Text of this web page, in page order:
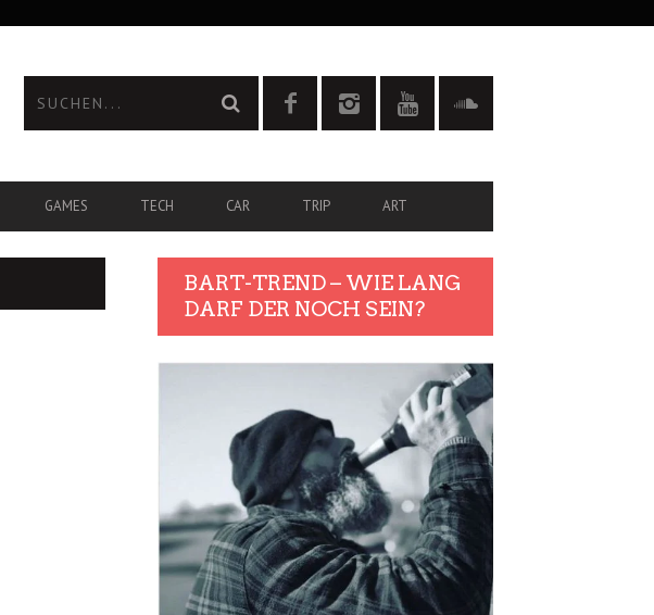
GAMES TECH CAR TRIP ART
BART-TREND – WIE LANG
DARF DER NOCH SEIN?